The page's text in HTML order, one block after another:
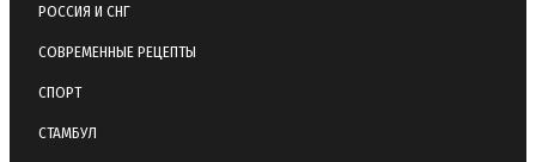
РОССИЯ И СНГ
СОВРЕМЕННЫЕ РЕЦЕПТЫ
СПОРТ
СТАМБУЛ